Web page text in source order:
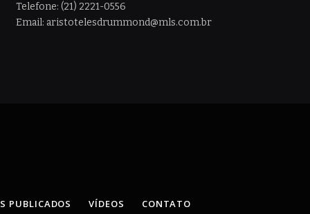
Telefone: (21) 2221-0556
Email: aristotelesdrummond@mls.com.br
PUBLICADOS VÍDEOS CONTATO